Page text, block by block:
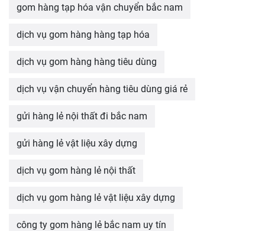
gom hàng tạp hóa vận chuyển bắc nam
dịch vụ gom hàng hàng tạp hóa
dịch vụ gom hàng hàng tiêu dùng
dịch vụ vận chuyển hàng tiêu dùng giá rẻ
gửi hàng lẻ nội thất đi bắc nam
gửi hàng lẻ vật liệu xây dựng
dịch vụ gom hàng lẻ nội thất
dịch vụ gom hàng lẻ vật liệu xây dựng
công ty gom hàng lẻ bắc nam uy tín